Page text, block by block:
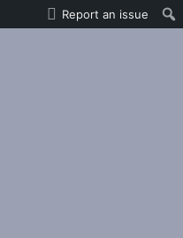
Report an issue